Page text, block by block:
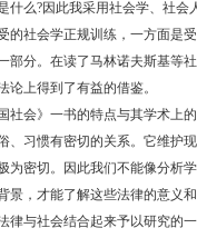
么?因此我采用社会学、社
的社会学正规训练，一方面是
部分。在读了马林诺夫斯基等
上得到了有益的借鉴。
会》一书的特点与其学术上的
习惯有密切的关系。它维护
为密切。因此我们不能像分析
景，才能了解这些法律的意义
与社会结合起来予以研究的